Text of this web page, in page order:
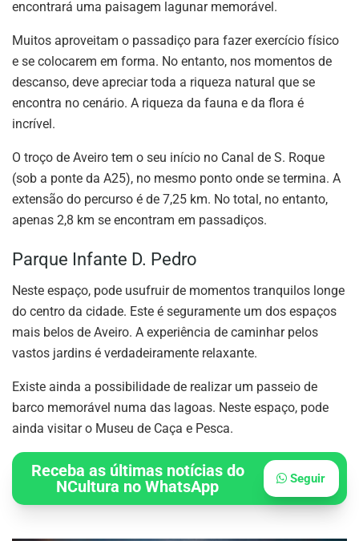
encontrará uma paisagem lagunar memorável.
Muitos aproveitam o passadiço para fazer exercício físico
e se colocarem em forma. No entanto, nos momentos de
descanso, deve apreciar toda a riqueza natural que se
encontra no cenário. A riqueza da fauna e da flora é
incrível.
O troço de Aveiro tem o seu início no Canal de S. Roque
(sob a ponte da A25), no mesmo ponto onde se termina. A
extensão do percurso é de 7,25 km. No total, no entanto,
apenas 2,8 km se encontram em passadiços.
Parque Infante D. Pedro
Neste espaço, pode usufruir de momentos tranquilos longe
do centro da cidade. Este é seguramente um dos espaços
mais belos de Aveiro. A experiência de caminhar pelos
vastos jardins é verdadeiramente relaxante.
Existe ainda a possibilidade de realizar um passeio de
barco memorável numa das lagoas. Neste espaço, pode
ainda visitar o Museu de Caça e Pesca.
Receba as últimas notícias do
NCultura no WhatsApp
Seguir